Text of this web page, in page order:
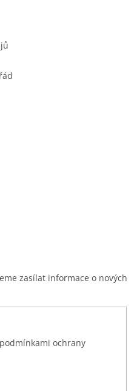
zasílat informace o nových
ochrany